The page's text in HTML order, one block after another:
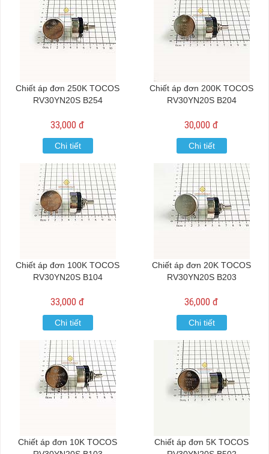
Chiết áp đơn 250K TOCOS
RV30YN20S B254
33,000 đ
Chi tiết
Chiết áp đơn 200K TOCOS
RV30YN20S B204
30,000 đ
Chi tiết
Chiết áp đơn 100K TOCOS
RV30YN20S B104
33,000 đ
Chi tiết
Chiết áp đơn 20K TOCOS
RV30YN20S B203
36,000 đ
Chi tiết
Chiết áp đơn 10K TOCOS
Chiết áp đơn 5K TOCOS